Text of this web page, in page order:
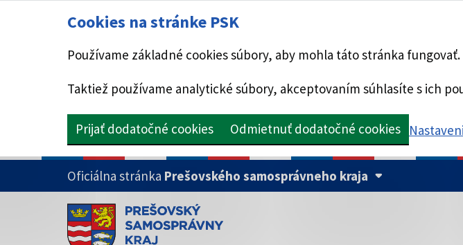
Cookies na stránke PSK
Používame základné cookies súbory, aby mohla táto stránka fungovať.
Taktiež používame analytické súbory, akceptovaním súhlasíte s ich
Prijať dodatočné cookies Odmietnuť dodatočné cookies
PRESKOČIŤ NA HLAVNÝ OBSAH
Oficiálna stránka Prešovského samosprávneho kraja
Doména psk.sk je oficiálna